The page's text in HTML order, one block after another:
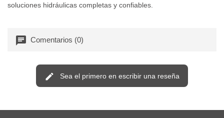
soluciones hidráulicas completas y confiables.
Comentarios (0)
Sea el primero en escribir una reseña